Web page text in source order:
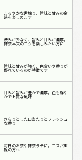
まろやかな舌触り、旨味と甘みの余
韻を楽しめます
渋みが少なく、旨みと甘みが濃厚。
抹茶本来のコクを楽しみたい方に
旨味と甘みが強く、色合いや香りが
優れているのが特徴です
甘みと旨みが豊かで濃厚。色も鮮や
かで上質な風味
さらりとした口当たりとフレッシュ
な香り
毎日のお茶や抹茶ラテに。コスパ重
視の方へ